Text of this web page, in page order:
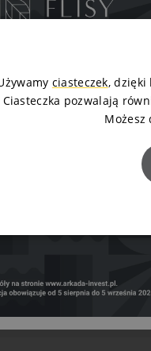
Napisz
ciasteczek,
Ciasteczka pozwalają
Możesz